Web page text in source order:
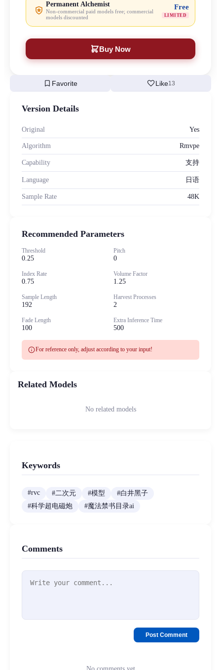
Permanent Alchemist
Non-commercial paid models free; commercial
models discounted
Free
LIMITED
Buy Now
bookmark Favorite favoriteLike13
Version Details
Original Yes
Algorithm Rmvpe
Capability 支持
Language 日语
Sample Rate 48K
Recommended Parameters
Threshold
0.25
Pitch
0
Index Rate
0.75
Volume Factor
1.25
Sample Length
192
Harvest Processes
2
Fade Length
100
Extra Inference Time
500
infoFor reference only, adjust according to your input!
Related Models
No related models
Keywords
#rvc #二次元 #模型 #白井黑子
#科学超电磁炮 #魔法禁书目录ai
Comments
Post Comment